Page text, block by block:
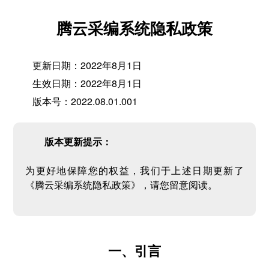
腾云采编系统隐私政策
更新日期：2022年8月1日
生效日期：2022年8月1日
版本号：2022.08.01.001
版本更新提示：
为更好地保障您的权益，我们于上述日期更新了
《腾云采编系统隐私政策》，请您留意阅读。
一、引言